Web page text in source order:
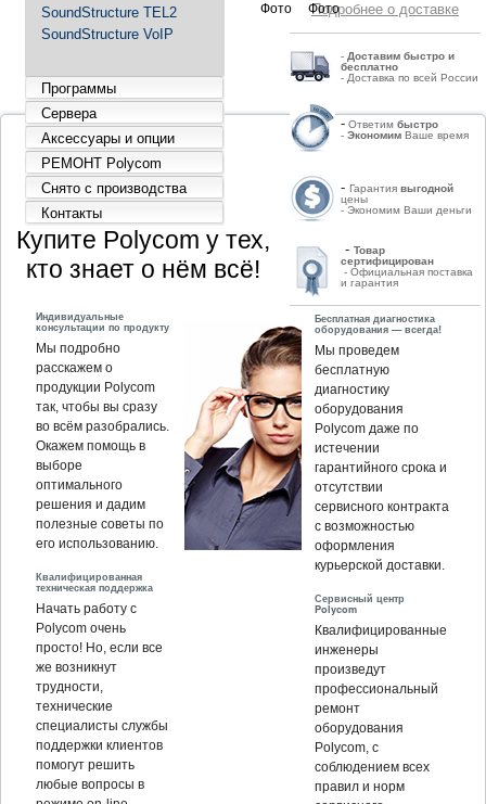
SoundStructure TEL2
SoundStructure VoIP
Программы
Сервера
Аксессуары и опции
РЕМОНТ Polycom
Снято с производства
Контакты
Подробнее о доставке
- Доставим быстро и
бесплатно
- Доставка по всей России
- Ответим быстро
- Экономим Ваше время
- Гарантия выгодной
цены
- Экономим Ваши деньги
- Товар
сертифицирован
- Официальная поставка
и гарантия
Фото
Фото
Купите Polycom у тех,
кто знает о нём всё!
Индивидуальные
консультации по продукту
Мы подробно
расскажем о
продукции Polycom
так, чтобы вы сразу
во всём разобрались.
Окажем помощь в
выборе
оптимального
решения и дадим
полезные советы по
его использованию.
Квалифицированная
техническая поддержка
Начать работу с
Polycom очень
просто! Но, если все
же возникнут
трудности,
технические
специалисты службы
поддержки клиентов
помогут решить
любые вопросы в
Бесплатная диагностика
оборудования — всегда!
Мы проведем
бесплатную
диагностику
оборудования
Polycom даже по
истечении
гарантийного срока и
отсутствии
сервисного контракта
с возможностью
оформления
курьерской доставки.
Сервисный центр
Polycom
Квалифицированные
инженеры
произведут
профессиональный
ремонт
оборудования
Polycom, c
соблюдением всех
правил и норм